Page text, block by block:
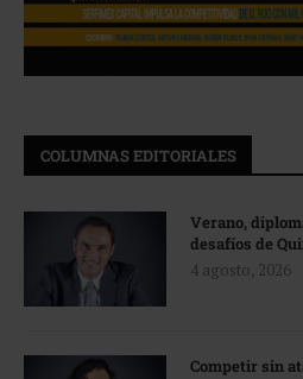
COLUMNAS EDITORIALES
Verano,
desafíos de
4 agosto, 2026
Competir sin